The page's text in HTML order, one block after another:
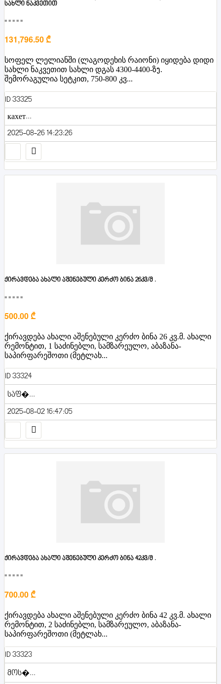
სახლი ნაკვეთით
■■■■■
131,796.50 ₾
სოფელ ლელიანში (ლაგოდეხის რაიონი) იყიდება დიდი
სახლი ნაკვეთით სახლი დგას 4300-4400-ზງ.
შემორაგულია სეტკით, 750-800 კვ...
ID 33325
кахет...
2025-08-26 14:23:26
ქირავდება ახალი აშენებული კერძო ბინა 26კვ/მ .
■■■■■
500.00 ₾
ქირავდება ახალი აშენებული კერძო ბინა 26 კვ.მ. ახალი
რემონტით, 1 საძინებლი, სამზარეულო, აბაზანა-
საპირფარეშოთი (მეტლახ...
ID 33324
საფ�...
2025-08-02 16:47:05
ქირავდება ახალი აშენებული კერძო ბინა 42კვ/მ .
■■■■■
700.00 ₾
ქირავდება ახალი აშენებული კერძო ბინა 42 კვ.მ. ახალი
რემონტით, 2 საძინებლი, სამზარეულო, აბაზანა-
საპირფარეშოთი (მეტლახ...
ID 33323
მოს�...